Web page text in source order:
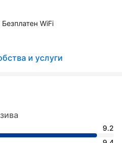
Безплатен WiFi
и услуги
9.2